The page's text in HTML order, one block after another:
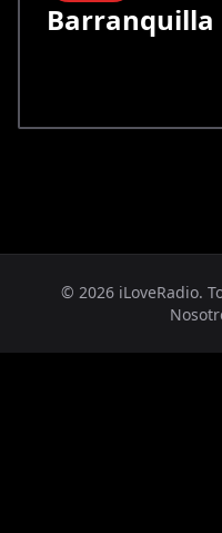
Barranquilla
© 2026 iLoveRadio.